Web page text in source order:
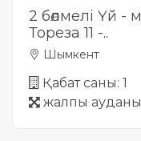
2 бөлмелі Үй -
Тореза 11 -..
Шымкент
Қабат саны: 1
жалпы